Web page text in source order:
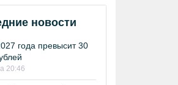
новости
года превысит 30
20:46